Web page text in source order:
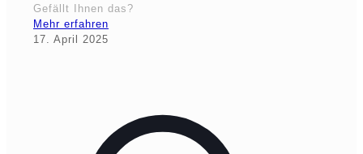
Gefällt Ihnen das?
Mehr erfahren
17. April 2025